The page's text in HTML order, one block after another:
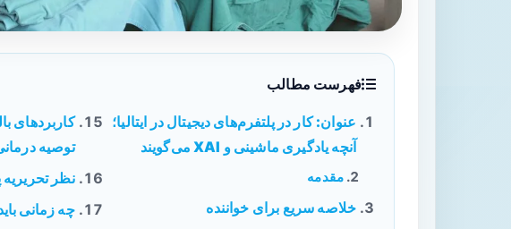
فهرست مطالب
عنوان: کار در پلتفرم‌های دیجیتال در ایتالیا؛
آنچه یادگیری ماشینی و XAI می‌گویند
مقدمه
خلاصه سریع برای خواننده
کاربردهای
توصیه
نظر
چه زمانی